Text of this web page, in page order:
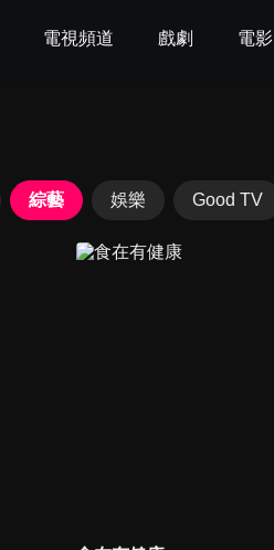
電視頻道 戲劇 電影
綜藝 娛樂 Good TV